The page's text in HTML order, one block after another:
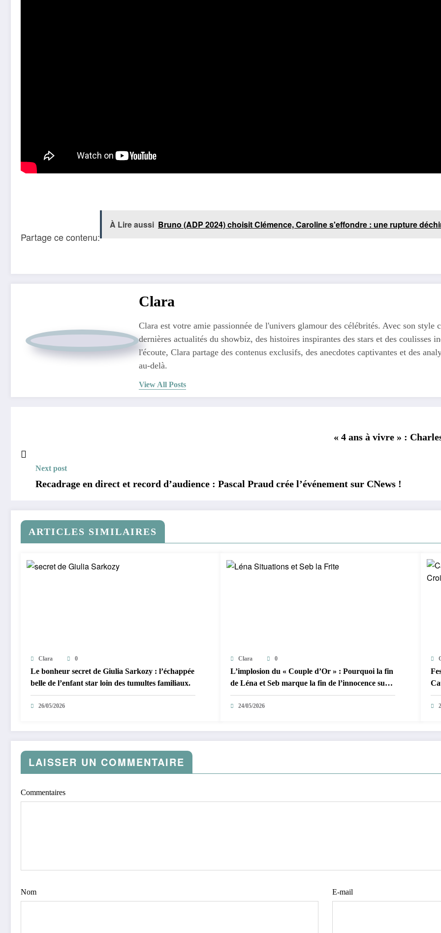
Partage ce contenu:
À Lire aussi Bruno (ADP 2024) choisit Clémence, Caroline s'effondre : une rupture
Clara
Clara est votre amie passionnée de l'univers glamour des célébrités. Avec son
dernières actualités du showbiz, des histoires inspirantes des stars et des coulisses
l'écoute, Clara partage des contenus exclusifs, des anecdotes captivantes et des
au-delà.
View All Posts
« 4 ans à vivre » :
Next post
Recadrage en direct et record d’audience : Pascal Praud crée l’événement sur CNews !
ARTICLES SIMILAIRES
Clara 0
Le bonheur secret de Giulia Sarkozy : l’échappée
belle de l’enfant star loin des tumultes familiaux.
26/05/2026
Clara 0
L’implosion du « Couple d’Or » : Pourquoi la fin
de Léna et Seb marque la fin de l’innocence sur
YouTube
24/05/2026
LAISSER UN COMMENTAIRE
Commentaires
Nom E-mail